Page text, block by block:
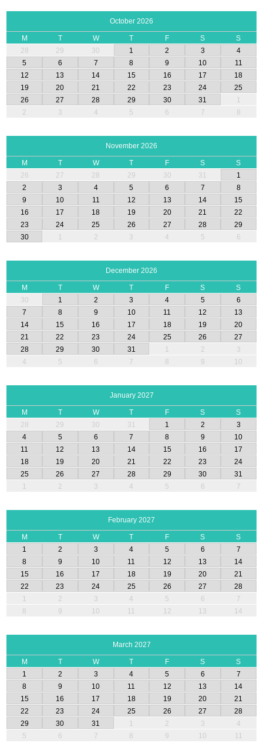
October 2026
M T W T F S
S
28
29 30 1 2 3
4
5
6 7 8 9 10
11
12
13 14 15 16 17
18
19
20 21 22 23 24
25
26
27 28 29 30 31
1
2
3 4 5 6 7 8
November 2026
M T W T F S
S
26
27 28 29 30 31
1
2
3 4 5 6 7
8
9
10 11 12 13 14
15
16
17 18 19 20 21
22
23
24 25 26 27 28
29
30
1 2 3 4 5 6
December 2026
M T W T F S
S
30
1 2 3 4 5
6
7
8 9 10 11 12
13
14
15 16 17 18 19
20
21
22 23 24 25 26
27
28
29 30 31 1 2
3
4
5 6 7 8 9 10
January 2027
M T W T F S
S
28
29 30 31 1 2
3
4
5 6 7 8 9
10
11
12 13 14 15 16
17
18
19 20 21 22 23
24
25
26 27 28 29 30
31
1
2 3 4 5 6 7
February 2027
M T W T F S
S
1
2 3 4 5 6
7
8
9 10 11 12 13
14
15
16 17 18 19 20
21
22
23 24 25 26 27
28
1
2 3 4 5 6
7
8
9 10 11 12 13 14
March 2027
M T W T F S
S
1
2 3 4 5 6
7
8
9 10 11 12 13
14
15
16 17 18 19 20
21
22
23 24 25 26 27
28
29
30 31 1 2 3
4
5
6 7 8 9 10 11